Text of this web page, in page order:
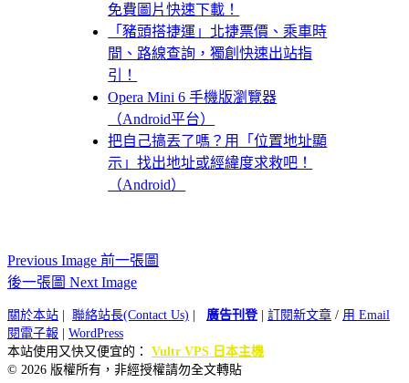
免費圖片快速下載！
「豬頭搭捷運」北捷票價、乘車時
間、路線查詢，獨創快速出站指
引！
Opera Mini 6 手機版瀏覽器
（Android平台）
把自己搞丟了嗎？用「位置地址顯
示」找出地址或經緯度求救吧！
（Android）
Previous Image 前一張圖
後一張圖 Next Image
關於本站 聯絡站長(Contact Us) 廣告刊登| 訂閱新文章 / 用 Email
閱電子報
WordPress
本站使用又快又便宜的： Vultr VPS 日本主機
© 2026 版權所有，非經授權請勿全文轉貼